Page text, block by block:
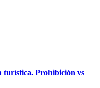
turística. Prohibición vs